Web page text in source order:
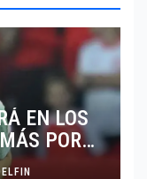
EN LOS
POR